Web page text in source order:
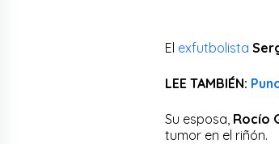
El exfutbolista
LEE TAMBIÉN:
Su esposa, Rocío
tumor en el riñón.